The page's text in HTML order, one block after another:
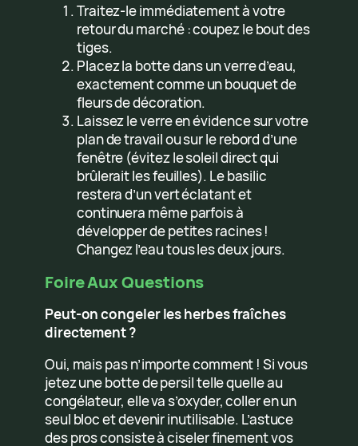
Traitez-le immédiatement à votre
retour du marché : coupez le bout des
tiges.
Placez la botte dans un verre d’eau,
exactement comme un bouquet de
fleurs de décoration.
Laissez le verre en évidence sur votre
plan de travail ou sur le rebord d’une
fenêtre (évitez le soleil direct qui
brûlerait les feuilles). Le basilic
restera d’un vert éclatant et
continuera même parfois à
développer de petites racines !
Changez l’eau tous les deux jours.
Foire Aux Questions
Peut-on congeler les herbes fraîches
directement ?
Oui, mais pas n’importe comment ! Si vous
jetez une botte de persil telle quelle au
congélateur, elle va s’oxyder, coller en un
seul bloc et devenir inutilisable. L’astuce
des pros consiste à ciseler finement vos